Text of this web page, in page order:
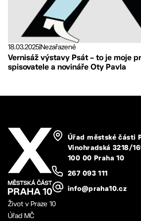
18.03.2025Nezařazené
Vernisáž výstavy Psát – to je moje
spisovatele a novináře Oty Pavla
Úřad městské části
Vinohradská 3218/
100 00 Praha 10
267 093 111
info@praha10.cz
Život v Praze 10
Úřad MČ